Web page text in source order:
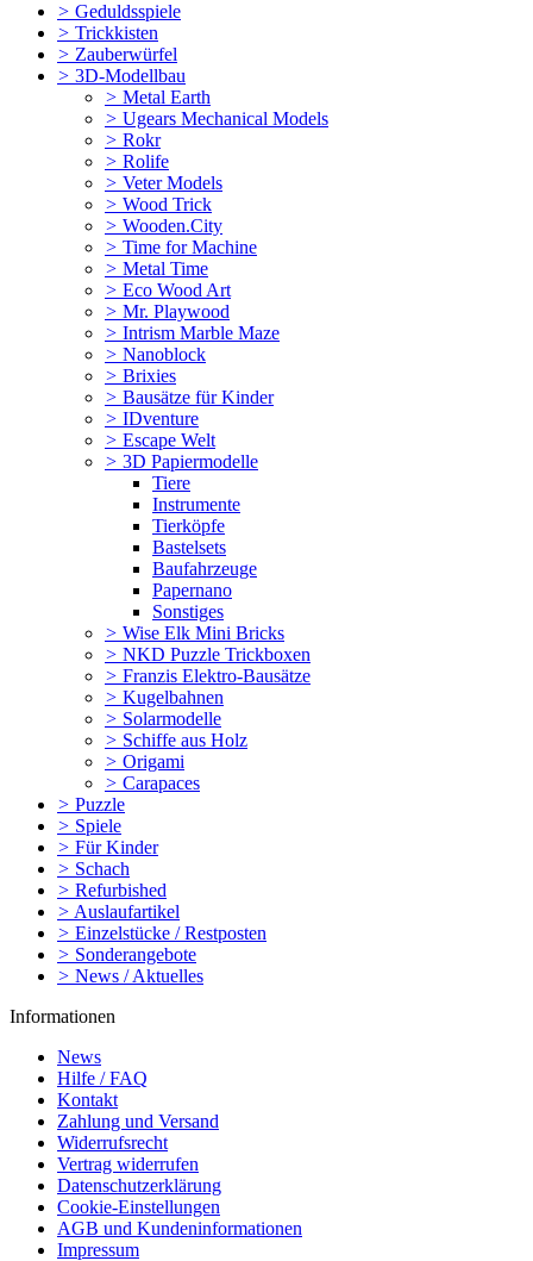
> Geduldsspiele
> Trickkisten
> Zauberwürfel
> 3D-Modellbau
> Metal Earth
> Ugears Mechanical Models
> Rokr
> Rolife
> Veter Models
> Wood Trick
> Wooden.City
> Time for Machine
> Metal Time
> Eco Wood Art
> Mr. Playwood
> Intrism Marble Maze
> Nanoblock
> Brixies
> Bausätze für Kinder
> IDventure
> Escape Welt
> 3D Papiermodelle
Tiere
Instrumente
Tierköpfe
Bastelsets
Baufahrzeuge
Papernano
Sonstiges
> Wise Elk Mini Bricks
> NKD Puzzle Trickboxen
> Franzis Elektro-Bausätze
> Kugelbahnen
> Solarmodelle
> Schiffe aus Holz
> Origami
> Carapaces
> Puzzle
> Spiele
> Für Kinder
> Schach
> Refurbished
> Auslaufartikel
> Einzelstücke / Restposten
> Sonderangebote
> News / Aktuelles
Informationen
News
Hilfe / FAQ
Kontakt
Zahlung und Versand
Widerrufsrecht
Vertrag widerrufen
Datenschutzerklärung
Cookie-Einstellungen
AGB und Kundeninformationen
Impressum